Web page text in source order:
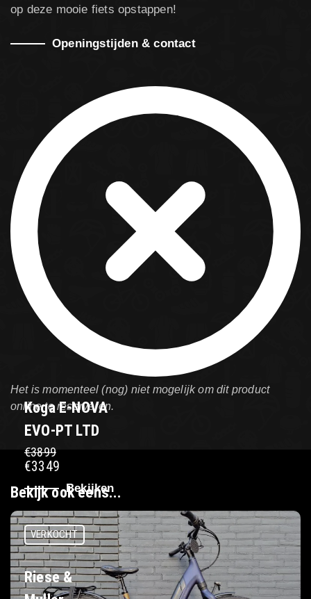
op deze mooie fiets opstappen!
Openingstijden & contact
Het is momenteel (nog) niet mogelijk om dit product
online te reserveren.
Bekijk ook eens...
VERKOCHT
Koga E-NOVA
EVO-PT LTD
€3899
€3349
Bekijken
Riese &